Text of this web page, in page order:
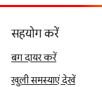
सहयोग करें
बग दायर करें
खुली समस्याएं देखें